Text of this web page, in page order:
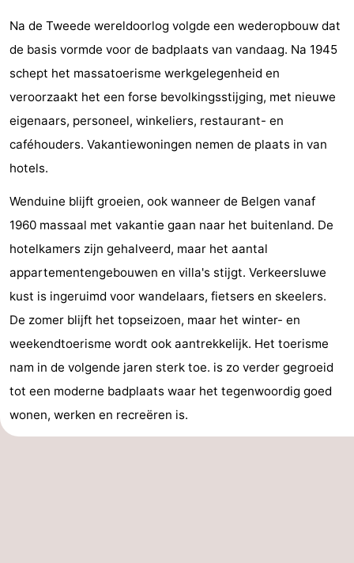
Parkeren
-
Kusttram
Reisboekenwinkel
Nieuws
Medische
adressen
Regio
Zeeuws-
Vlaanderen
-
Nieuwvliet
-
Sluis
-
Cadzand
-
Natuur
Het
West-
Vlaanderen
-
Na de Tweede wereldoorlog volgde een wederopbouw dat
de basis vormde voor de badplaats van vandaag. Na 1945
schept het massatoerisme werkgelegenheid en
veroorzaakt het een forse bevolkingsstijging, met nieuwe
eigenaars, personeel, winkeliers, restaurant- en
caféhouders. Vakantiewoningen nemen de plaats in van
hotels.
Wenduine blijft groeien, ook wanneer de Belgen vanaf
1960 massaal met vakantie gaan naar het buitenland. De
hotelkamers zijn gehalveerd, maar het aantal
appartementengebouwen en villa's stijgt. Verkeersluwe
kust is ingeruimd voor wandelaars, fietsers en skeelers.
De zomer blijft het topseizoen, maar het winter- en
weekendtoerisme wordt ook aantrekkelijk. Het toerisme
nam in de volgende jaren sterk toe. is zo verder gegroeid
tot een moderne badplaats waar het tegenwoordig goed
wonen, werken en recreëren is.